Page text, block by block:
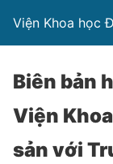
Viện Khoa học
Biên bản
Viện
sản với